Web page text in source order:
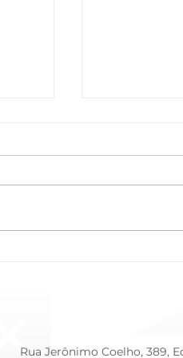
Rua Jerônimo Coelho, 389,